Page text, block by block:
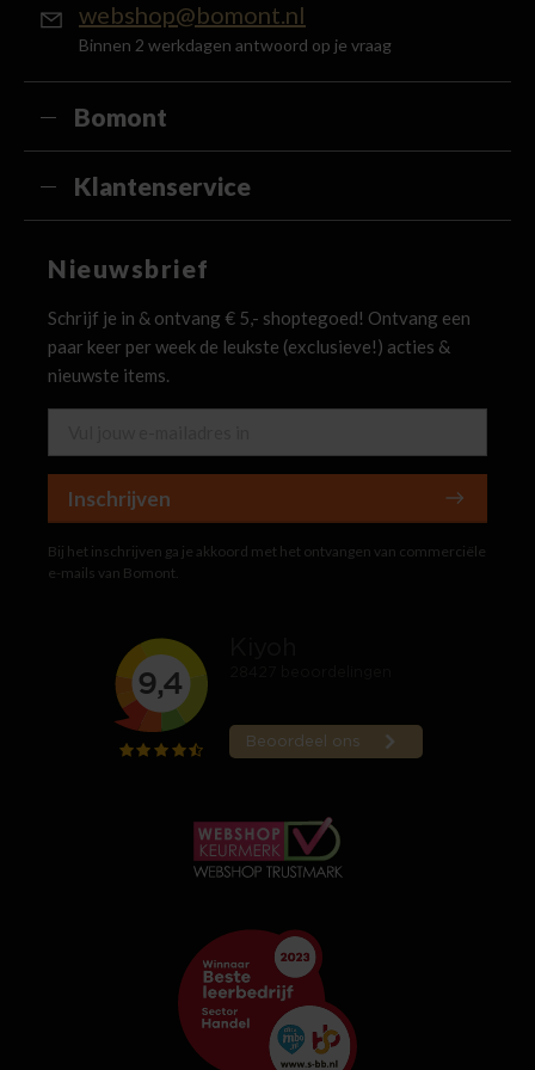
webshop@bomont.nl
Binnen 2 werkdagen antwoord op je vraag
Bomont
Klantenservice
Nieuwsbrief
Schrijf je in & ontvang € 5,- shoptegoed! Ontvang een
paar keer per week de leukste (exclusieve!) acties &
nieuwste items.
Inschrijven
Bij het inschrijven ga je akkoord met het ontvangen van commerciële
e-mails van Bomont.